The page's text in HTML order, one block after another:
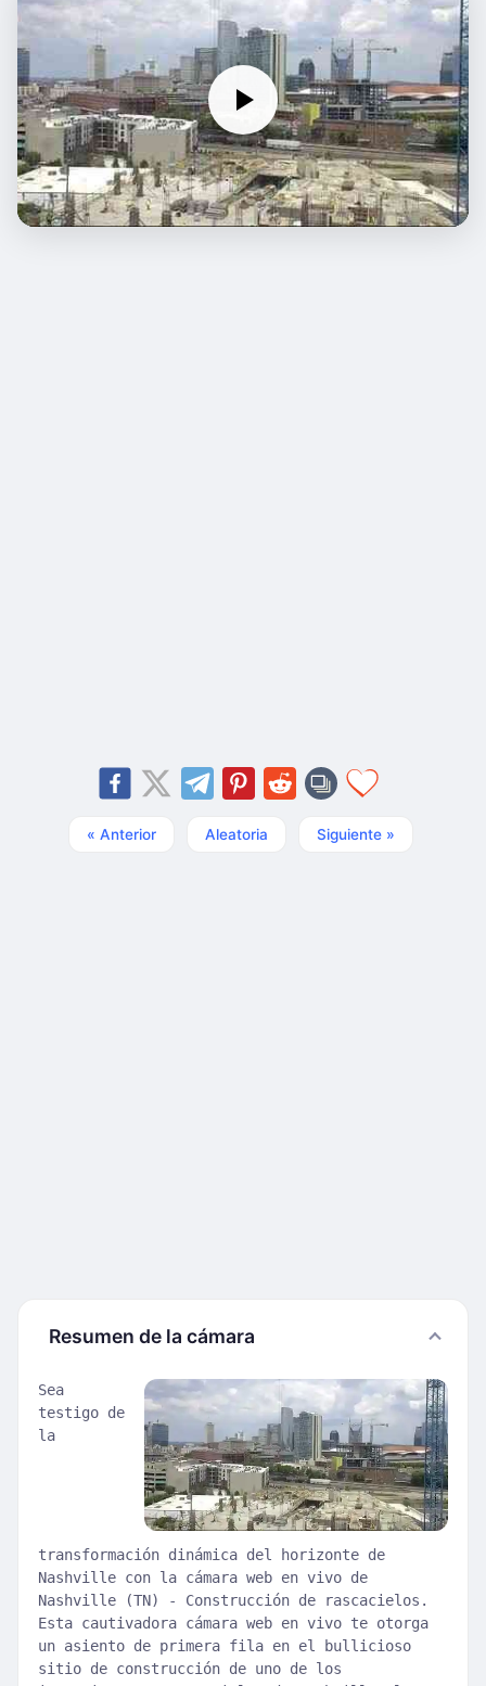
« Anterior Aleatoria Siguiente »
Resumen de la cámara
Sea
testigo de
la
transformación dinámica del horizonte de
Nashville con la cámara web en vivo de
Nashville (TN) - Construcción de rascacielos.
Esta cautivadora cámara web en vivo te otorga
un asiento de primera fila en el bullicioso
sitio de construcción de uno de los